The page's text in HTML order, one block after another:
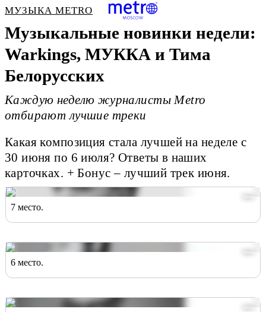
МУЗЫКА METRO
Музыкальные новинки недели:
Warkings, МУККА и Тима
Белорусских
Каждую неделю журналисты Metro
отбирают лучшие треки
Какая композиция стала лучшей на неделе с
30 июня по 6 июля? Ответы в наших
карточках. + Бонус – лучший трек июня.
Metro
7 место.
Metro
6 место.
Metro